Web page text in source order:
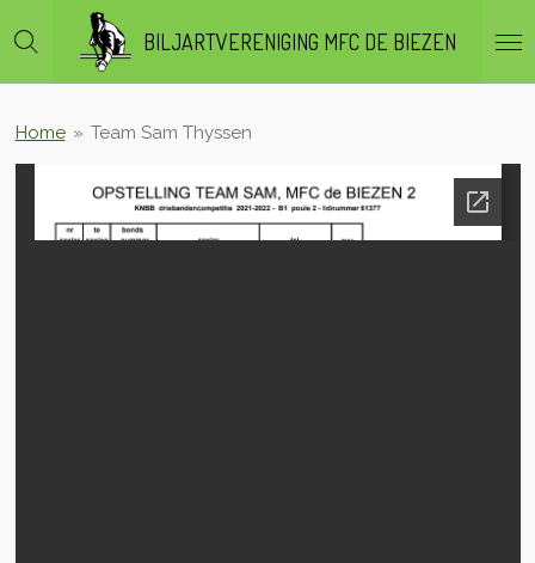
direct
hoofdinhoud
BILJARTVERENIGING MFC DE BIEZEN
Home » Team Sam Thyssen